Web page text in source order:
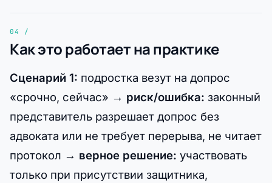
Как это работает на практике
Сценарий 1: подростка везут на допрос
«срочно, сейчас» → риск/ошибка: законный
представитель разрешает допрос без
адвоката или не требует перерыва, не читает
протокол → верное решение: участвовать
только при присутствии защитника,